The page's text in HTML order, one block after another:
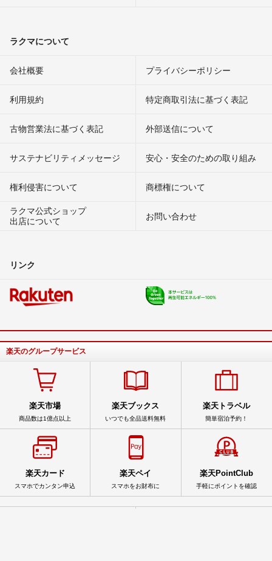
ラクマについて
会社概要 プライバシーポリシー
利用規約 特定商取引法に基づく表記
古物営業法に基づく表記 外部送信について
サステナビリティメッセージ 安心・安全のための取り組み
権利侵害について
商標権について
ラクマ公式ショップ
出店について
お問い合わせ
リンク
楽天のグループサービス
楽天市場
商品数は1億点以上
楽天ブックス
いつでも全品送料無料
楽天トラベル
簡単宿泊予約！
楽天カード
スマホでカンタン申込
楽天ペイ
スマホをお財布に
楽天PointClub
手軽にポイントを確認